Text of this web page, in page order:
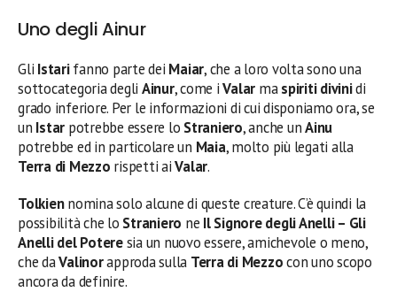
Uno degli Ainur
Gli Istarifanno parte dei Maiar, che a loro volta sono una
sottocategoria degli Ainur, come iValar maspiriti divinidi
grado inferiore. Per le informazioni di cui disponiamo ora, se
un Istar potrebbe essere lo Straniero, anche unAinu
potrebbe ed in particolare un Maia, molto più legati alla
Terra di Mezzo rispetti aiValar.
Tolkiennomina solo alcune di queste creature. C’è quindi la
possibilità che lo Straniero ne Il Signore degli Anelli – Gli
Anelli del Poteresia un nuovo essere, amichevole o meno,
che daValinorapproda sulla Terra di Mezzocon uno scopo
ancora da definire.